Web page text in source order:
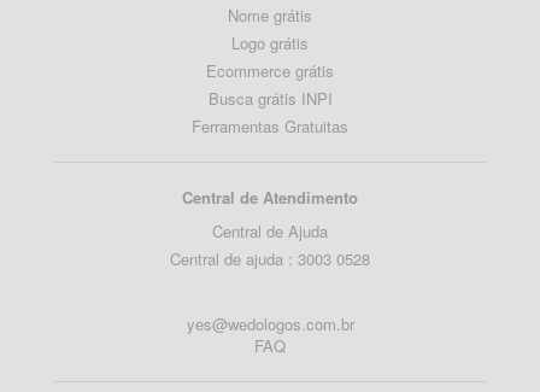
Nome grátis
Logo grátis
Ecommerce grátis
Busca grátis INPI
Ferramentas Gratuitas
Central de Atendimento
Central de Ajuda
Central de ajuda : 3003 0528
yes@wedologos.com.br
FAQ